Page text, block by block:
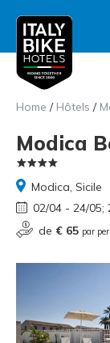
Home / Hôtels /
Modica
Modica, Sicile
02/04 - 24/05;
de € 65 par
WillAI
Online